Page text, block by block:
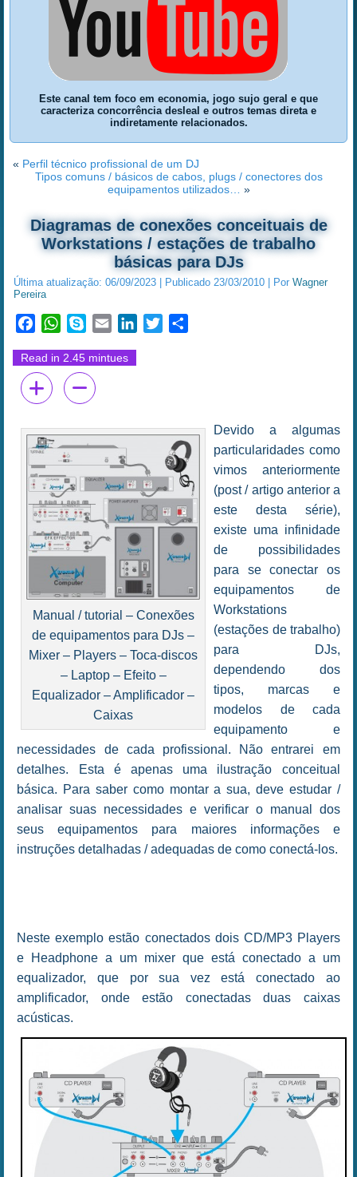
Este canal tem foco em economia, jogo sujo geral e que
caracteriza concorrência desleal e outros temas direta e
indiretamente relacionados.
« Perfil técnico profissional de um DJ
Tipos comuns / básicos de cabos, plugs / conectores dos
equipamentos utilizados…
»
Diagramas de conexões conceituais de
Workstations / estações de trabalho
básicas para DJs
Última atualização: 06/09/2023 Publicado 23/03/2010 Por Wagner
Pereira
FacebookWhatsApp
Skype Email LinkedInTwitter
Read in 2.45 mintues
Manual / tutorial – Conexões
de equipamentos para DJs –
Mixer – Players – Toca-discos
– Laptop – Efeito –
Equalizador – Amplificador –
Caixas
Devido a algumas
particularidades como
vimos anteriormente
(post / artigo anterior a
este desta série),
existe uma infinidade
de possibilidades
para se conectar os
equipamentos de
Workstations
(estações de trabalho)
para DJs,
dependendo dos
tipos, marcas e
modelos de cada
equipamento e
necessidades de cada profissional. Não entrarei em
detalhes. Esta é apenas uma ilustração conceitual
básica. Para saber como montar a sua, deve estudar /
analisar suas necessidades e verificar o manual dos
seus equipamentos para maiores informações e
instruções detalhadas / adequadas de como conectá-los.
Neste exemplo estão conectados dois CD/MP3 Players
e Headphone a um mixer que está conectado a um
equalizador, que por sua vez está conectado ao
amplificador, onde estão conectadas duas caixas
acústicas.